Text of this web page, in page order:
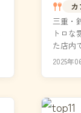
カ
三重・
トロ
た店内
季節限
2025年